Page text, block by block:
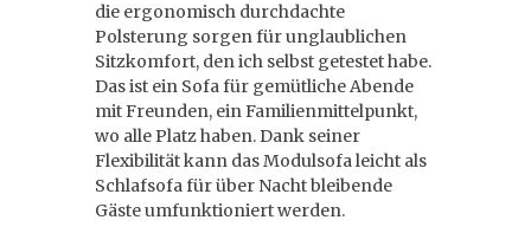
die ergonomisch durchdachte
Polsterung sorgen für unglaublichen
Sitzkomfort, den ich selbst getestet habe.
Das ist ein Sofa für gemütliche Abende
mit Freunden, ein Familienmittelpunkt,
wo alle Platz haben. Dank seiner
Flexibilität kann das Modulsofa leicht als
Schlafsofa für über Nacht bleibende
Gäste umfunktioniert werden.